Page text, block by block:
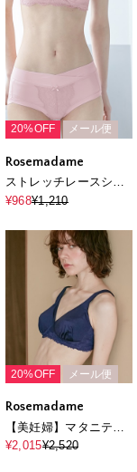
産後
20%OFF メール便
Rosemadame
ストレッチレースショ
ーツ 妊婦 出産準
産後 マタニティショ
ーツ 大人可愛い マ
チ裏綿100％
¥968¥1,210
20%OFF メール便
Rosemadame
【美妊婦】マタニティ
授乳ブラ ハーフトッ
¥2,015¥2,520